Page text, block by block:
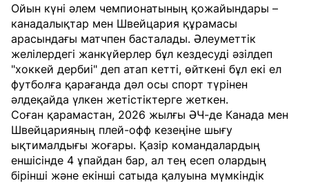
Ойын күні әлем чемпионатының қожайындары –
канадалықтар мен Швейцария құрамасы
арасындағы матчпен басталады. Әлеуметтік
желілердегі жанкүйерлер бұл кездесуді әзілдеп
"хоккей дербиі" деп атап кетті, өйткені бұл екі ел
футболға қарағанда дәл осы спорт түрінен
әлдеқайда үлкен жетістіктерге жеткен.
Соған қарамастан, 2026 жылғы ӘЧ-де Канада мен
Швейцарияның плей-офф кезеңіне шығу
ықтималдығы жоғары. Қазір командалардың
еншісінде 4 ұпайдан бар, ал тең есеп олардың
бірінші және екінші сатыда қалуына мүмкіндік